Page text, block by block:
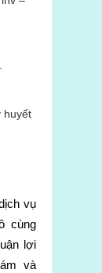
huyết
vụ
cùng
lợi
và